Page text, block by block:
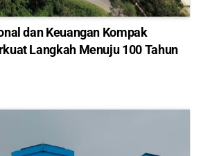
dan Keuangan Kompak
Langkah Menuju 100 Tahun